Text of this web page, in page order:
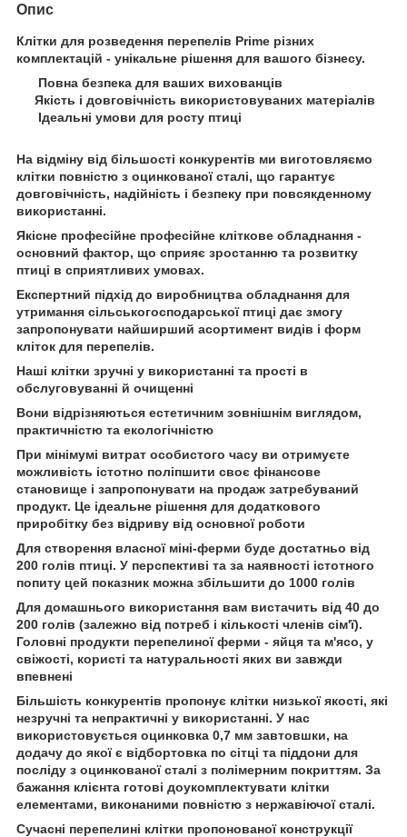
Опис
Клітки для розведення перепелів Prime різних
комплектацій - унікальне рішення для вашого бізнесу.
Повна безпека для ваших вихованців
Якість і довговічність використовуваних матеріалів
Ідеальні умови для росту птиці
На відміну від більшості конкурентів ми виготовляємо
клітки повністю з оцинкованої сталі, що гарантує
довговічність, надійність і безпеку при повсякденному
використанні.
Якісне професійне професійне кліткове обладнання -
основний фактор, що сприяє зростанню та розвитку
птиці в сприятливих умовах.
Експертний підхід до виробництва обладнання для
утримання сільськогосподарської птиці дає змогу
запропонувати найширший асортимент видів і форм
кліток для перепелів.
Наші клітки зручні у використанні та прості в
обслуговуванні й очищенні
Вони відрізняються естетичним зовнішнім виглядом,
практичністю та екологічністю
При мінімумі витрат особистого часу ви отримуєте
можливість істотно поліпшити своє фінансове
становище і запропонувати на продаж затребуваний
продукт. Це ідеальне рішення для додаткового
приробітку без відриву від основної роботи
Для створення власної міні-ферми буде достатньо від
200 голів птиці. У перспективі та за наявності істотного
попиту цей показник можна збільшити до 1000 голів
Для домашнього використання вам вистачить від 40 до
200 голів (залежно від потреб і кількості членів сім'ї).
Головні продукти перепелиної ферми - яйця та м'ясо, у
свіжості, користі та натуральності яких ви завжди
впевнені
Більшість конкурентів пропонує клітки низької якості, які
незручні та непрактичні у використанні. У нас
використовується оцинковка 0,7 мм завтовшки, на
додачу до якої є відбортовка по сітці та піддони для
посліду з оцинкованої сталі з полімерним покриттям. За
бажання клієнта готові доукомплектувати клітки
елементами, виконаними повністю з нержавіючої сталі.
Сучасні перепелині клітки пропонованої конструкції